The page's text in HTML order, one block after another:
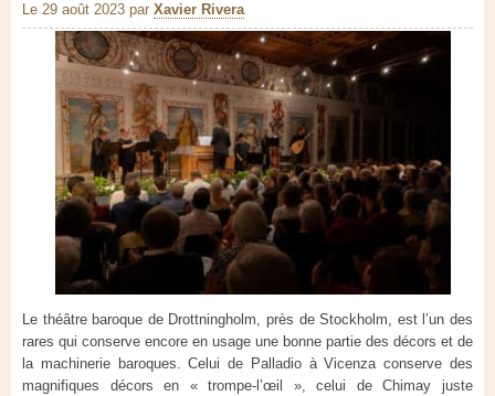
Le 29 août 2023 par Xavier Rivera
Le théâtre baroque de Drottningholm, près de Stockholm, est l’un des
rares qui conserve encore en usage une bonne partie des décors et de
la machinerie baroques. Celui de Palladio à Vicenza conserve des
magnifiques décors en « trompe-l’œil », celui de Chimay juste